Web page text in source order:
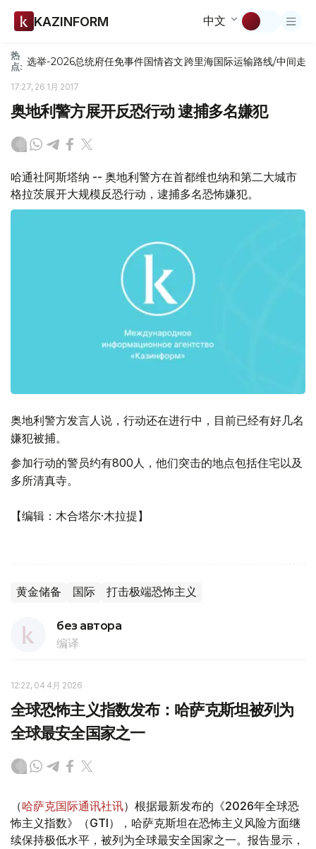
KAZINFORM 中文
热
点: 选举-2026总统府任免事件国情咨文跨里海国际运输路线/中间走廊
17:27, 26 1月 2017
奥地利警方展开反恐行动 逮捕多名嫌犯
哈通社阿斯塔纳 -- 奥地利警方在首都维也纳和第二大城市
格拉茨展开大规模反恐行动，逮捕多名恐怖嫌犯。
奥地利警方发言人说，行动还在进行中，目前已经有好几名
嫌犯被捕。
参加行动的警员约有800人，他们突击的地点包括住宅以及
多所清真寺。
【编辑：木合塔尔·木拉提】
黄金储备 国际 打击极端恐怖主义
без автора
编译
12:22, 04 4月 2026
全球恐怖主义指数发布：哈萨克斯坦被列为
全球最安全国家之一
（哈萨克国际通讯社讯）根据最新发布的《2026年全球恐
怖主义指数》（GTI），哈萨克斯坦在恐怖主义风险方面继
续保持极低水平，被列为全球最安全国家之一。报告显示，